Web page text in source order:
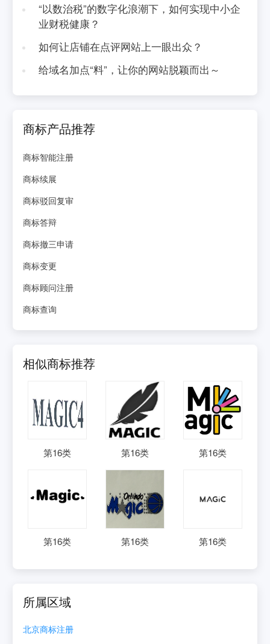
“以数治税”的数字化浪潮下，如何实现中小企
业财税健康？
如何让店铺在点评网站上一眼出众？
给域名加点“料”，让你的网站脱颖而出～
商标产品推荐
商标智能注册
商标续展
商标驳回复审
商标答辩
商标撤三申请
商标变更
商标顾问注册
商标查询
相似商标推荐
第16类 第16类 第16类
第16类 第16类 第16类
所属区域
北京商标注册